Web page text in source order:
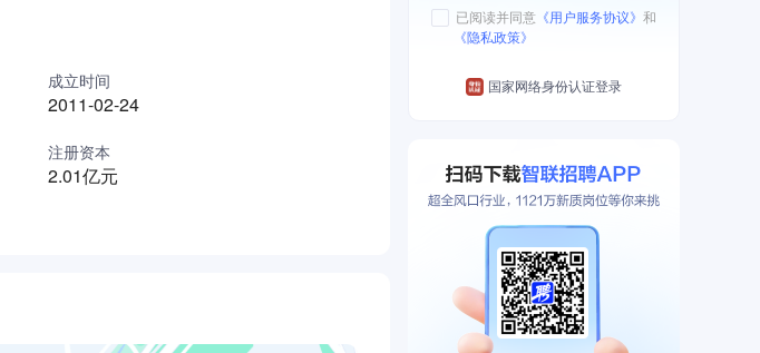
实用新型专利及行业资质认证，展现出在
成立时间
2011-02-24
注册资本
2.01亿元
已阅读并同意 《用户服务协议》 和
《隐私政策》
国家网络身份认证登录